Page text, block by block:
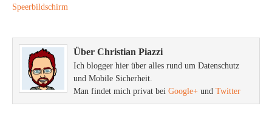
Speerbildschirm
Über Christian Piazzi
Ich blogger hier über alles rund um Datenschutz
und Mobile Sicherheit.
Man findet mich privat bei Google+ und Twitter